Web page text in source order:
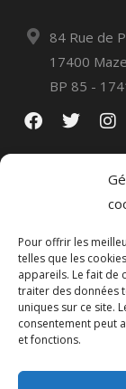
Pour offrir les
telles que les
appareils. Le fait de
traiter des données
uniques sur ce site.
consentement peut
et fonctions.
84 Rue de
17400
BP 85 -
Politique de